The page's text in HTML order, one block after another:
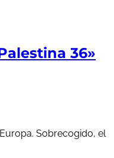
36»
Sobrecogido, el